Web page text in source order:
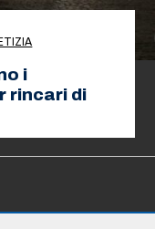
i
rincari di